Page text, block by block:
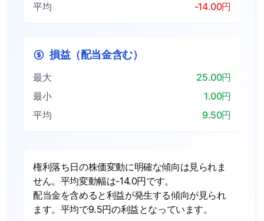
平均
-14.00円
損益（配当金含む）
最大
25.00円
最小
1.00円
平均
9.50円
権利落ち日の株価変動に明確な傾向は見られま
せん。平均変動幅は-14.0円です。
配当金を含めると利益が発生する傾向が見られ
ます。平均で9.5円の利益となっています。